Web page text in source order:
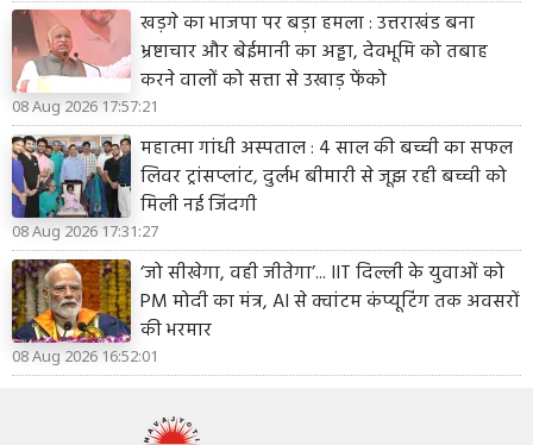
खड़गे का भाजपा पर बड़ा हमला : उत्तराखंड बना
भ्रष्टाचार और बेईमानी का अड्डा, देवभूमि को तबाह
करने वालों को सत्ता से उखाड़ फेंको
08 Aug 2026 17:57:21
महात्मा गांधी अस्पताल : 4 साल की बच्ची का सफल
लिवर ट्रांसप्लांट, दुर्लभ बीमारी से जूझ रही बच्ची को
मिली नई जिंदगी
08 Aug 2026 17:31:27
‘जो सीखेगा, वही जीतेगा’... IIT दिल्ली के युवाओं को
PM मोदी का मंत्र, AI से क्वांटम कंप्यूटिंग तक अवसरों
की भरमार
08 Aug 2026 16:52:01